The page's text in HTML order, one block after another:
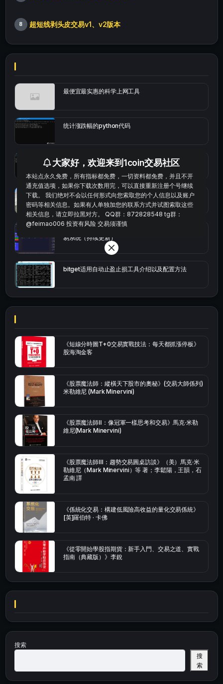
8 超短线剥头皮交易v1、v2版本
最便宜最实惠的科学上网工具
统计涨跌幅的python代码
okx的短线量化的免费版本
bybit安卓端
易系统（持续更新）
bitget适用自动止盈止损工具介绍以及配置方法
《短線分時圖T+0交易實戰技法：每天都抓漲停板》
股海淘金客
《股票魔法師：縱橫天下股市的奧秘》(交易大師係列)
米勒維尼 (Mark Minervini)
《股票魔法師Ⅱ：像冠軍一樣思考和交易》馬克·米勒
維尼(Mark Minervini)
《股票魔法師Ⅲ：趨勢交易圓桌訪談》（美）馬克·米
勒維尼（Mark Minervini）等 著；李鬆陽，王韻，石
孟南 譯
《係統化交易：構建低風險高收益的量化交易係統》
[英]羅伯特 · 卡佛
《從零開始學股指期貨：新手入門、交易之道、實戰
指南（典藏版）》李銳
搜索
搜
索
大家好，欢迎来到1coin交易社区
本站点永久免费，所有指标都免费，一切资料都免费，并且不开
通充值选项，如果你下载次数用完，可以直接重新注册个号继续
下载。 我们绝对不会以任何形式向您索取您的个人信息以及账户
密码等相关信息。如果有人单独加您的联系方式并试图索取这些
相关信息，请立即拉黑对方。 QQ群：872828548 tg群：
@feimao006 投资有风险 交易须谨慎